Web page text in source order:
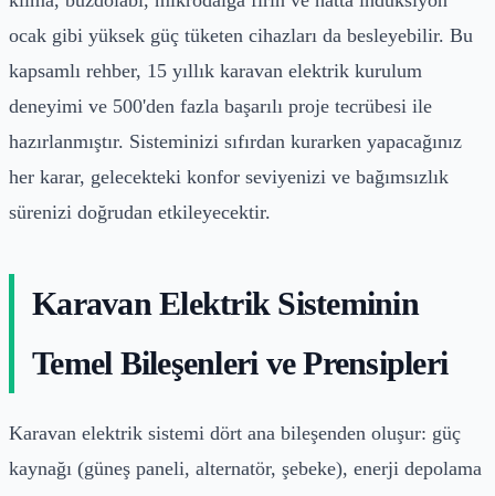
ocak gibi yüksek güç tüketen cihazları da besleyebilir. Bu
kapsamlı rehber, 15 yıllık karavan elektrik kurulum
deneyimi ve 500'den fazla başarılı proje tecrübesi ile
hazırlanmıştır. Sisteminizi sıfırdan kurarken yapacağınız
her karar, gelecekteki konfor seviyenizi ve bağımsızlık
sürenizi doğrudan etkileyecektir.
Karavan Elektrik Sisteminin
Temel Bileşenleri ve Prensipleri
Karavan elektrik sistemi dört ana bileşenden oluşur: güç
kaynağı (güneş paneli, alternatör, şebeke), enerji depolama